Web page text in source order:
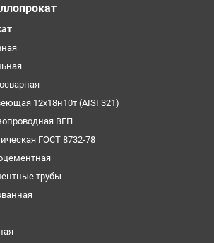
12х18н10т (AISI 321)
ВГП
ГОСТ 8732-78
трубы